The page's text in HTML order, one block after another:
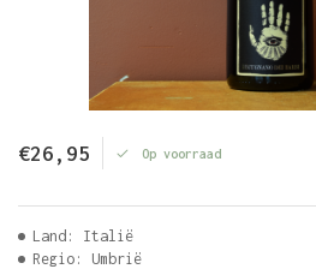
€26,95 Op voorraad
Land: Italië
Regio: Umbrië